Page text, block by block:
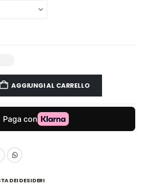
AGGIUNGI AL CARRELLO
DEI DESIDERI